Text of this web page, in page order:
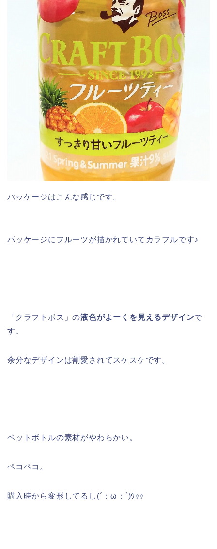
パッケージはこんな感じです。
パッケージに フルーツが描かれていてカラフルです♪
「クラフトボス」の液色がよーくを見えるデザインで
す。
余分なデザインは割愛されてスケスケです。
ペットボトルの素材がやわらかい。
ペコペコ。
購入時から変形してるし(´；ω；`)ｳｩｩ